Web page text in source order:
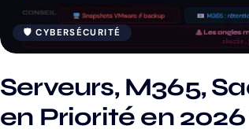
🛡️ CYBERSÉCURITÉ
Serveurs, M365,
en Priorité en 2026